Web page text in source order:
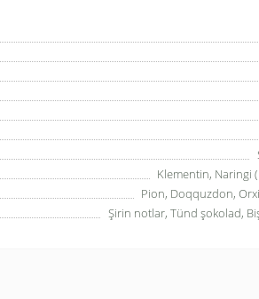
Klementin, Naringi
Pion, Doqquzdon,
Şirin notlar, Tünd şokolad,